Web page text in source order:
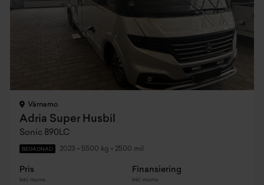
Värnamo
Adria Super Husbil
Sonic 890LC
BEGAGNAD 2023 • 5500 kg • 2500 mil
Pris
Inkl. moms
Finansiering
Inkl. moms